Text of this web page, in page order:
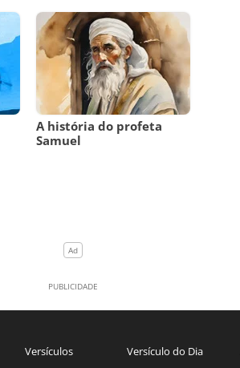
A história do profeta
Samuel
Versículos Versículo do Dia